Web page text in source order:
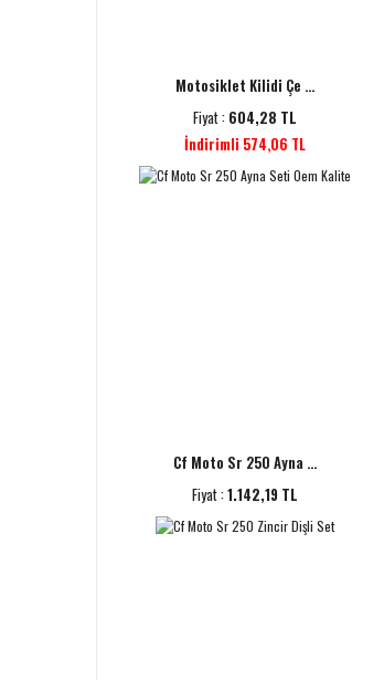
Motosiklet Kilidi Çe ...
Fiyat : 604,28 TL
İndirimli 574,06 TL
Cf Moto Sr 250 Ayna ...
Fiyat : 1.142,19 TL